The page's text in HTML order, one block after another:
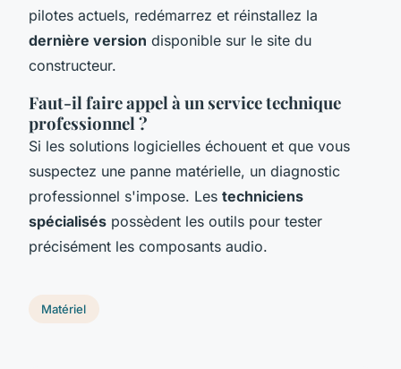
pilotes actuels, redémarrez et réinstallez la
dernière version disponible sur le site du
constructeur.
Faut-il faire appel à un service technique
professionnel ?
Si les solutions logicielles échouent et que vous
suspectez une panne matérielle, un diagnostic
professionnel s'impose. Les techniciens
spécialisés possèdent les outils pour tester
précisément les composants audio.
Matériel